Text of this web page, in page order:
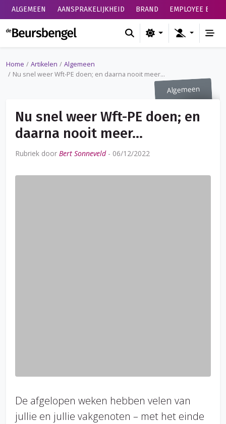
ALGEMEEN AANSPRAKELIJKHEID BRAND EMPLOYEE
de Beursbengel
Home Artikelen
Algemeen
Nu snel weer Wft-PE doen; en daarna nooit meer…
Algemeen
Nu snel weer Wft-PE doen; en
daarna nooit meer…
Rubriek door Bert Sonneveld- 06/12/2022
De afgelopen weken hebben velen van
jullie en jullie vakgenoten – met het einde